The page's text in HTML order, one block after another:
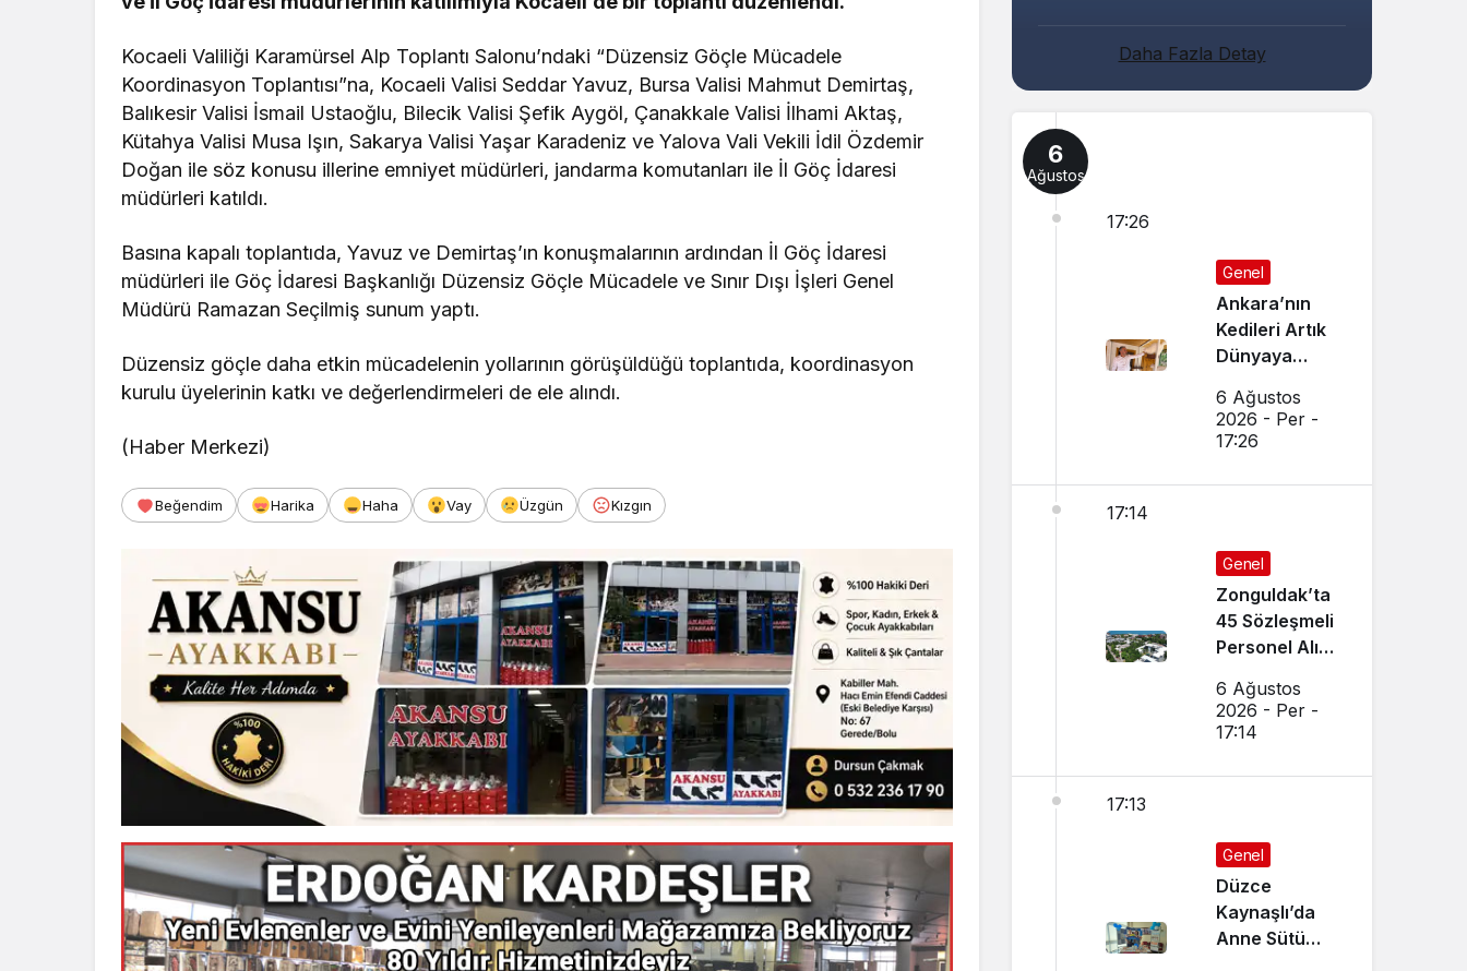
Kocaeli Valiliği Karamürsel Alp Toplantı Salonu’ndaki “Düzensiz Göçle Mücadele
Koordinasyon Toplantısı”na, Kocaeli Valisi Seddar Yavuz, Bursa Valisi Mahmut Demirtaş,
Balıkesir Valisi İsmail Ustaoğlu, Bilecik Valisi Şefik Aygöl, Çanakkale Valisi İlhami Aktaş,
Kütahya Valisi Musa Işın, Sakarya Valisi Yaşar Karadeniz ve Yalova Vali Vekili İdil Özdemir
Doğan ile söz konusu illerine emniyet müdürleri, jandarma komutanları ile İl Göç İdaresi
müdürleri katıldı.
Basına kapalı toplantıda, Yavuz ve Demirtaş’ın konuşmalarının ardından İl Göç İdaresi
müdürleri ile Göç İdaresi Başkanlığı Düzensiz Göçle Mücadele ve Sınır Dışı İşleri Genel
Müdürü Ramazan Seçilmiş sunum yaptı.
Düzensiz göçle daha etkin mücadelenin yollarının görüşüldüğü toplantıda, koordinasyon
kurulu üyelerinin katkı ve değerlendirmeleri de ele alındı.
(Haber Merkezi)
Beğendim Harika Haha Vay Üzgün Kızgın
Daha Fazla Detay
6
Ağustos
17:26
Genel
Ankara’nın
Kedileri Artık
Dünyaya
Tanıtılıyor
6 Ağustos
2026 - Per -
17:26
17:14
Genel
Zonguldak’ta
45 Sözleşmeli
Personel Alımı
6 Ağustos
2026 - Per -
17:14
17:13
Genel
Düzce
Kaynaşlı’da
Anne Sütü